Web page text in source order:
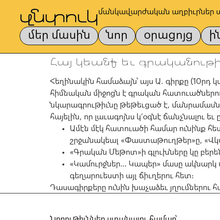
մանկավարժական աղբիւրներ
մեր մասին նոր օրացոյց
Հայ կեանք եւ
Հեղինակին համաձայն՝ այս Ա. գիրքը (10րդ
հիմնական միջոցն է գրական
նկարագրութիւնը թեթեւցած է,
հայելին, որ լաւագոյնս կ’օգնէ ճանչնալու
Ամէն մէկ հատուածի համար ունինք
շրջանակեալ «Փաստաթուղթեր»ը,
«Գրական Մեթոտ»ի գլուխները կը
«Կամուրջներ… Կապեր» մասը ակնարկ
գեղարուեստի այլ ճիւղերու հետ։
Դասագիրքերը ունին խաչաձեւ